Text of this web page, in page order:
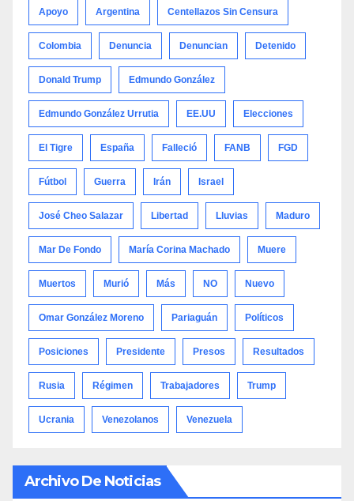
Apoyo Argentina Centellazos Sin Censura
Colombia Denuncia Denuncian Detenido
Donald Trump Edmundo González
Edmundo González Urrutia EE.UU Elecciones
El Tigre España Falleció FANB FGD
Fútbol Guerra Irán Israel
José Cheo Salazar Libertad Lluvias Maduro
Mar De Fondo María Corina Machado Muere
Muertos Murió Más NO Nuevo
Omar González Moreno Pariaguán Políticos
Posiciones Presidente Presos Resultados
Rusia Régimen Trabajadores Trump
Ucrania Venezolanos Venezuela
Archivo De Noticias